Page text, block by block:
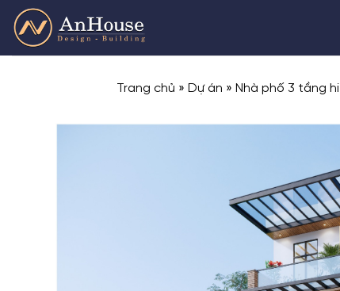
Skip
content
Trang chủ » Dự án » Nhà phố 3 tầng